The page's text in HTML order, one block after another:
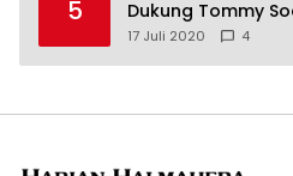
5
Dukung Tommy
17 Juli 2020 4